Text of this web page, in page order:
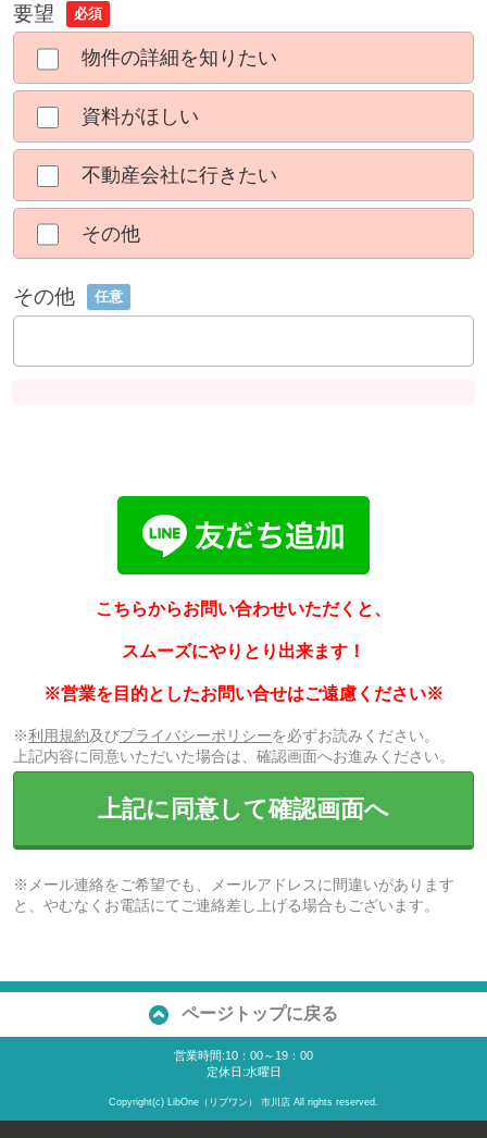
要望 必須
物件の詳細を知りたい
資料がほしい
不動産会社に行きたい
その他
その他 任意
こちらからお問い合わせいただくと、
スムーズにやりとり出来ます！
※営業を目的としたお問い合せはご遠慮ください※
※利用規約及びプライバシーポリシーを必ずお読みください。
上記内容に同意いただいた場合は、確認画面へお進みください。
上記に同意して確認画面へ
※メール連絡をご希望でも、メールアドレスに間違いがあります
と、やむなくお電話にてご連絡差し上げる場合もございます。
ページトップに戻る
営業時間:10：00～19：00
定休日:水曜日
Copyright(c) LibOne（リブワン） 市川店 All rights reserved.